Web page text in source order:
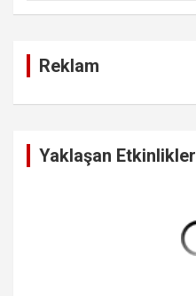
Reklam
Yaklaşan Etkinlikler